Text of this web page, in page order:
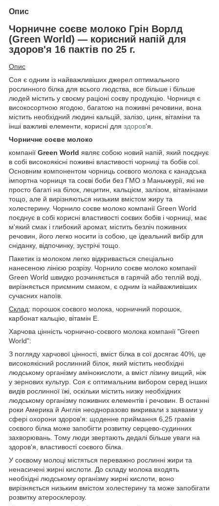
Опис
Чорничне соєве молоко Грін Ворлд
(Green World) — корисний напій для
здоров'я 16 пактів по 25 г.
Опис
Соя є одним із найважливіших джерел оптимального
рослинного білка для всього людства, все більше і більше
людей містить у своєму раціоні соєву продукцію. Чорниця є
високосортною ягодою, багатою на поживні речовини, вона
містить необхідний людині кальцій, залізо, цинк, вітаміни та
інші важливі елементи, корисні для здоров'я.
Чорничне соєве молоко
компанії Green World являє собою новий напій, який поєднує
в собі високоякісні поживні властивості чорниці та бобів сої.
Основним компонентом чорниць соєвого молока є канадська
імпортна чорниця та соєві боби без ГМО з Маньчжурії, які не
просто багаті на білок, лецитин, кальцієм, залізом, вітамінами
тощо, але й вирізняються низьким вмістом жиру та
холестерину. Чорнило соєве молоко компанії Green World
поєднує в собі корисні властивості соєвих бобів і чорниці, має
м'який смак і глибокий аромат, містить безліч поживних
речовин, його легко носити із собою, це ідеальний вибір для
сніданку, відпочинку, зустрічі тощо.
Пакетик із молоком легко відкривається спеціально
нанесеною лінією розрізу. Чорнило соєве молоко компанії
Green World швидко розчиняється в гарячій або теплій воді,
вирізняється приємним смаком, є одним із найважливіших
сучасних напоїв.
Склад: порошок соєвого молока, чорничний порошок,
карбонат кальцію, вітамін Е.
Харчова цінність чорнично-соєвого молока компанії "Green
World":
З погляду харчової цінності, вміст білка в сої досягає 40%, це
високоякісний рослинний білок, який містить необхідні
людському організму амінокислоти, а вміст лізину вищий, ніж
у зернових культур. Соя є оптимальним вибором серед інших
видів рослинної їжі, оскільки містить низку необхідних
людському організму поживних елементів і речовин. В останні
роки Америка й Англія неодноразово викривали з заявами у
сфері охорони здоров'я: щоденне приймання 6,25 грамів
соєвого білка може запобігти розвитку серцево-судинних
захворювань. Тому люди звертають дедалі більше уваги на
здоров'я, властивості соєвого білка.
У соєвому молоці містяться переважно рослинні жири та
ненасичені жирні кислоти. До складу молока входять
необхідні людському організму жирні кислоти, воно
вирізняється низьким вмістом холестерину та може запобігати
розвитку атеросклерозу.